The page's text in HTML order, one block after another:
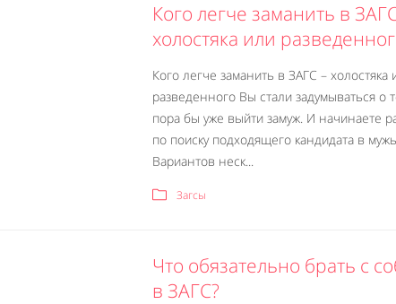
Кого легче заманить в
холостяка или
Кого легче заманить в ЗАГС – холостяка
разведенного Вы стали задумываться о
пора бы уже выйти замуж. И начинаете
по поиску подходящего кандидата в
Вариантов неск...
Загсы
Что обязательно брать с
в ЗАГС?